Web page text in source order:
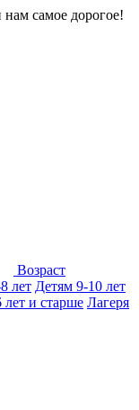
нам самое дорогое!
Возраст
лет Детям 9-10 лет
лет и старше Лагеря